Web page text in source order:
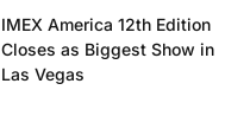
IMEX America 12th Edition
Closes as Biggest Show in
Las Vegas